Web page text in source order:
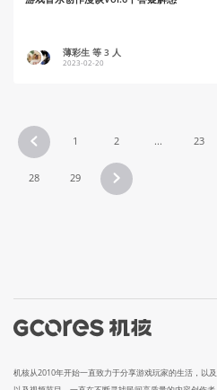
薄彩生 等 3 人
2023-02-20
1 2 ... 23
28 29
机核从2010年开始一直致力于分享游戏玩家的生活，以